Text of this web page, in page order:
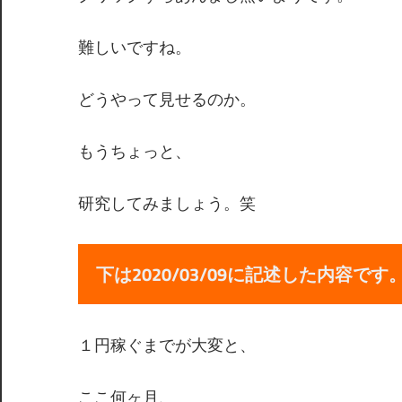
難しいですね。
どうやって見せるのか。
もうちょっと、
研究してみましょう。笑
下は2020/03/09に記述した内容です。
１円稼ぐまでが大変と、
ここ何ヶ月、